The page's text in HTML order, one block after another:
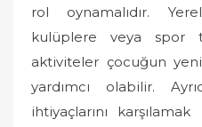
rol oynamalıdır.
kulüplere veya spor
aktiviteler çocuğun
yardımcı olabilir.
ihtiyaçlarını